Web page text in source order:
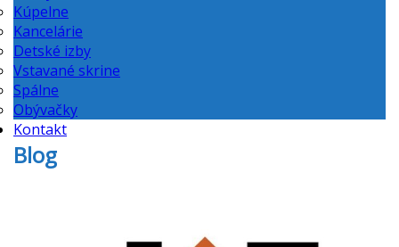
Kúpelne
Kancelárie
Detské izby
Vstavané skrine
Spálne
Obývačky
Kontakt
Blog